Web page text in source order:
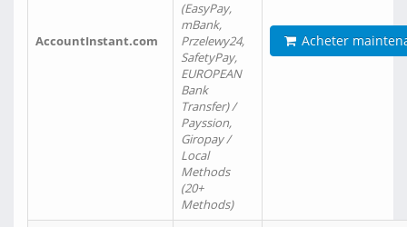
AccountInstant.com
(EasyPay,
mBank,
Przelewy24,
SafetyPay,
EUROPEAN
Bank
Transfer) /
Payssion,
Giropay /
Local
Methods
(20+
Methods)
Acheter